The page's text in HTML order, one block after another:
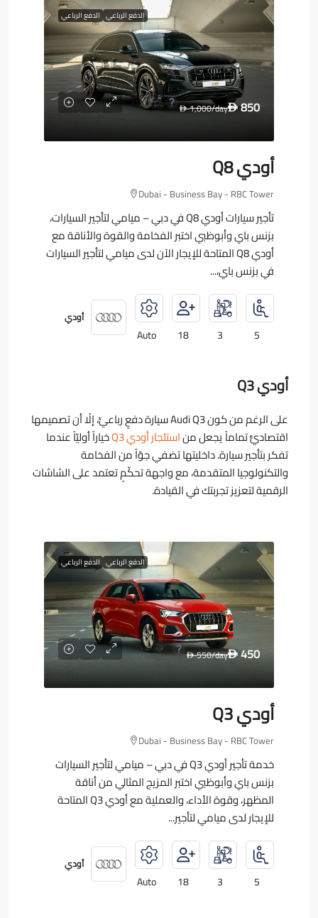
الدفع الرباعي الدفع الرباعي
D850
D1,000/day
أودي Q8
Dubai - Business Bay - RBC Tower
تأجير سيارات أودي Q8 في دبي – ميامي لتأجير السيارات،
بزنس باي وأبوظبي اختبر الفخامة والقوة والأناقة مع
أودي Q8 المتاحة للإيجار الآن لدى ميامي لتأجير السيارات
في بزنس باي،...
5
3
18
Auto
أودي
أودي Q3
على الرغم من كون Audi Q3 سيارة دفعٍ رباعيٍّ، إلًا أن تصميمها
اقتصاديٌّ تماماً يجعل مناستئجار أودي Q3
خياراً أوليّاً عندما
تفكر بتأجير سيارة. داخليتها تضفي جوّاً من الفخامة
والتكنولوجيا المتقدمة، مع واجهة تحكّمٍ تعتمد على الشاشات
الرقمية لتعزيز تجربتك في القيادة.
الدفع الرباعي الدفع الرباعي
D 450
D550/day
أودي Q3
Dubai - Business Bay - RBC Tower
خدمة تأجير أودي Q3 في دبي – ميامي لتأجير السيارات
بزنس باي وأبوظبي اختبر المزيج المثالي من أناقة
المظهر، وقوة الأداء، والعملية مع أودي Q3 المتاحة
للإيجار لدى ميامي لتأجير...
5
3
18
Auto
أودي